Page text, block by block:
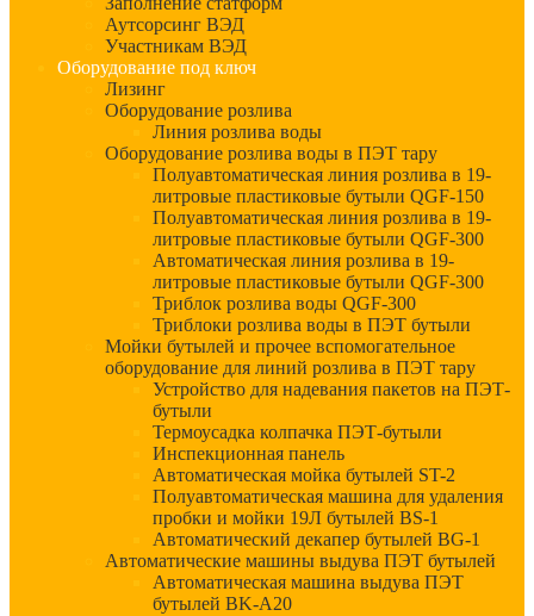
Аутсорсинг ВЭД
Участникам ВЭД
Оборудование под ключ
Лизинг
Оборудование розлива
Линия розлива воды
Оборудование розлива воды в ПЭТ тару
Полуавтоматическая линия розлива в 19-
литровые пластиковые бутыли QGF-150
Полуавтоматическая линия розлива в 19-
литровые пластиковые бутыли QGF-300
Автоматическая линия розлива в 19-
литровые пластиковые бутыли QGF-300
Триблок розлива воды QGF-300
Триблоки розлива воды в ПЭТ бутыли
Мойки бутылей и прочее вспомогательное
оборудование для линий розлива в ПЭТ тару
Устройство для надевания пакетов на ПЭТ-
бутыли
Термоусадка колпачка ПЭТ-бутыли
Инспекционная панель
Автоматическая мойка бутылей ST-2
Полуавтоматическая машина для удаления
пробки и мойки 19Л бутылей BS-1
Автоматический декапер бутылей BG-1
Автоматические машины выдува ПЭТ бутылей
Автоматическая машина выдува ПЭТ
бутылей BK-A20